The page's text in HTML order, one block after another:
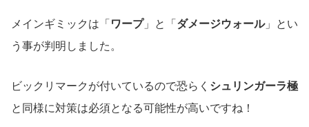
メインギミックは「 ワープ」と「 ダメージウォール」とい
う事が判明しました。
ビックリマークが付いているので恐らく シュリンガーラ極
と同様に対策は必須となる可能性が高いですね！